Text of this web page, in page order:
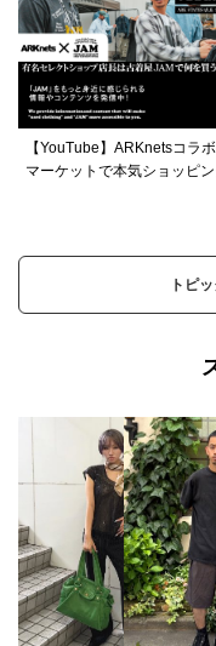
【YouTube】ARKnetsコラ
マーケットで本気ショッピ
トピ